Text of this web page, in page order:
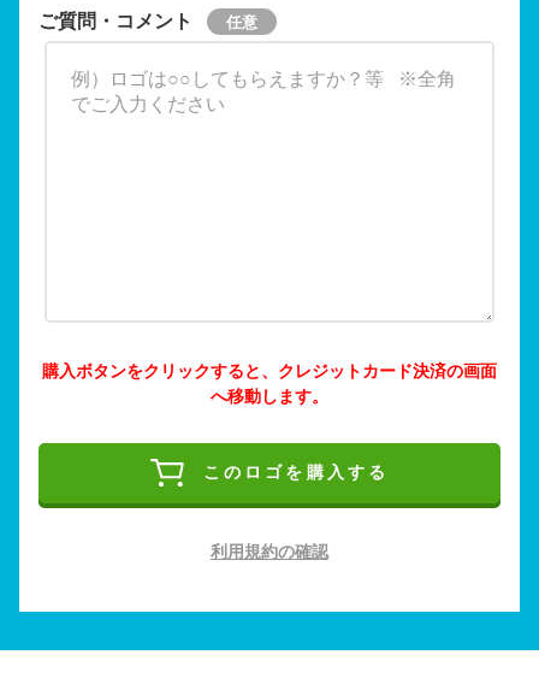
ご質問・コメント
購入ボタンをクリックすると、クレジットカード決済の画面
へ移動します。
このロゴを購入する
利用規約の確認